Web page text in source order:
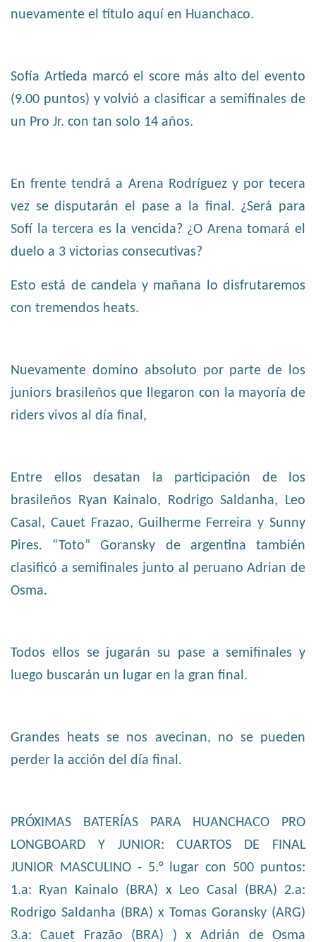
nuevamente el título aquí en Huanchaco.
Sofía Artieda marcó el score más alto del evento
(9.00 puntos) y volvió a clasificar a semifinales de
un Pro Jr. con tan solo 14 años.
En frente tendrá a Arena Rodríguez y por tecera
vez se disputarán el pase a la final. ¿Será para
Sofí la tercera es la vencida? ¿O Arena tomará el
duelo a 3 victorias consecutivas?
Esto está de candela y mañana lo disfrutaremos
con tremendos heats.
Nuevamente domino absoluto por parte de los
juniors brasileños que llegaron con la mayoría de
riders vivos al día final,
Entre ellos desatan la participación de los
brasileños Ryan Kainalo, Rodrigo Saldanha, Leo
Casal, Cauet Frazao, Guilherme Ferreira y Sunny
Pires. “Toto” Goransky de argentina también
clasificó a semifinales junto al peruano Adrian de
Osma.
Todos ellos se jugarán su pase a semifinales y
luego buscarán un lugar en la gran final.
Grandes heats se nos avecinan, no se pueden
perder la acción del día final.
PRÓXIMAS BATERÍAS PARA HUANCHACO PRO
LONGBOARD Y JUNIOR: CUARTOS DE FINAL
JUNIOR MASCULINO - 5.° lugar con 500 puntos:
1.a: Ryan Kainalo (BRA) x Leo Casal (BRA) 2.a:
Rodrigo Saldanha (BRA) x Tomas Goransky (ARG)
3.a: Cauet Frazão (BRA) ) x Adrián de Osma